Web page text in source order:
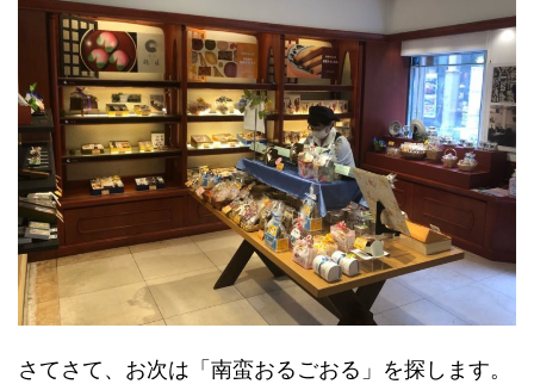
さてさて、お次は「南蛮おるごおる」を探します。